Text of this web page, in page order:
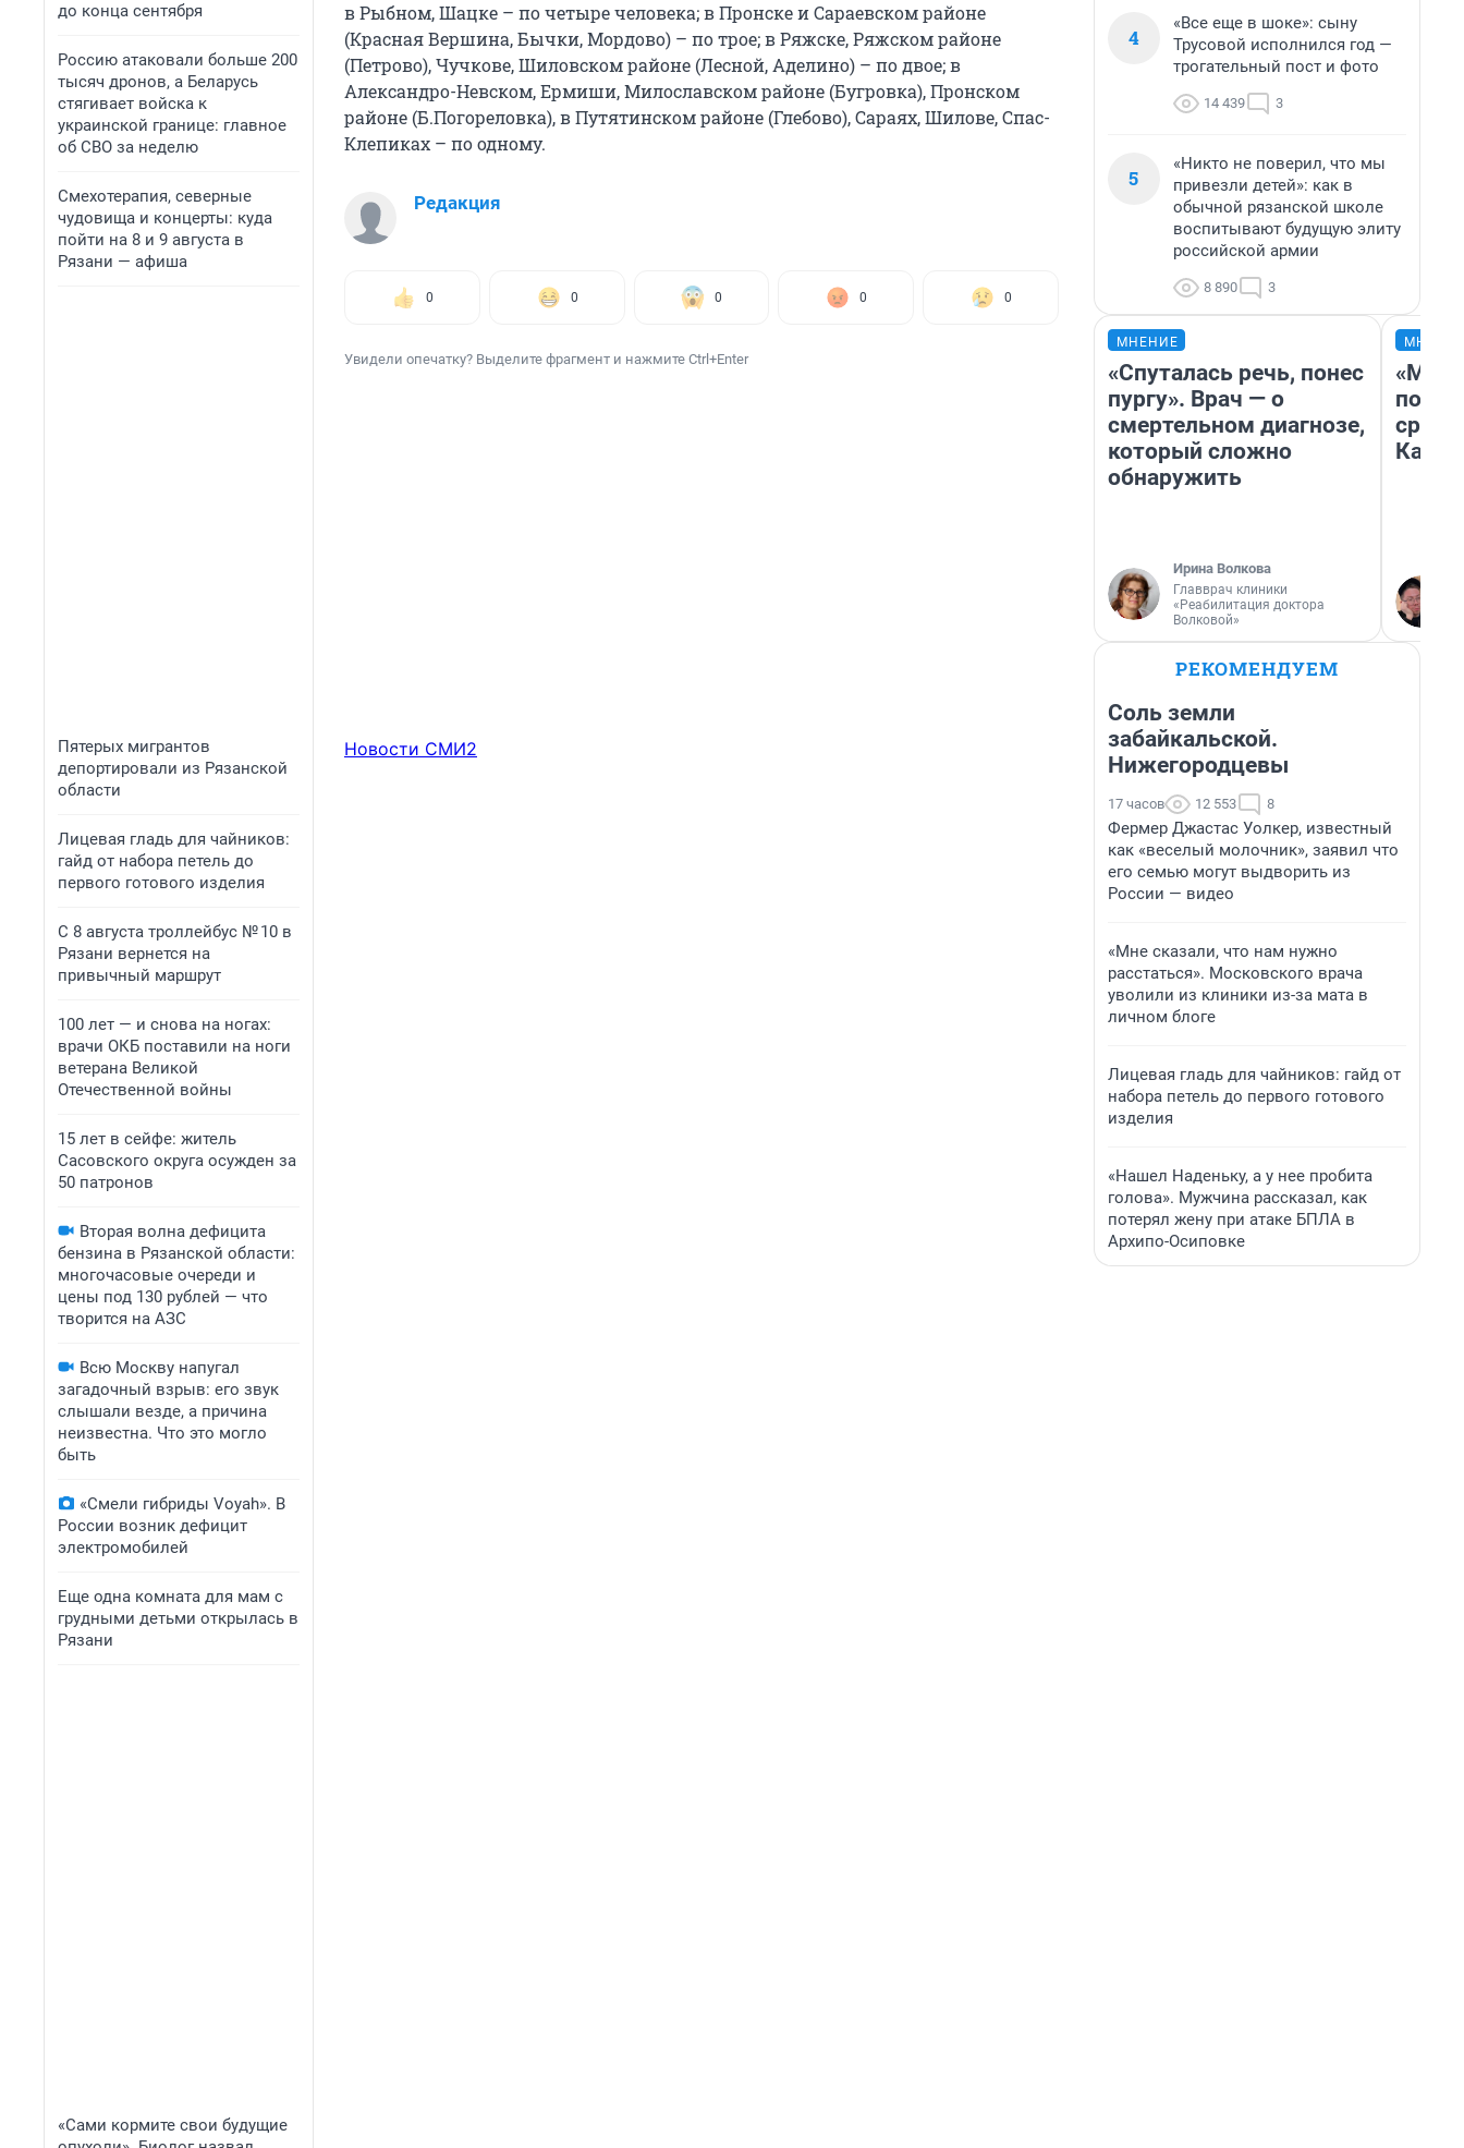
до конца сентября
Россию атаковали больше 200
тысяч дронов, а Беларусь
стягивает войска к
украинской границе: главное
об СВО за неделю
Смехотерапия, северные
чудовища и концерты: куда
пойти на 8 и 9 августа в
Рязани — афиша
Пятерых мигрантов
депортировали из Рязанской
области
Лицевая гладь для чайников:
гайд от набора петель до
первого готового изделия
С 8 августа троллейбус № 10 в
Рязани вернется на
привычный маршрут
100 лет — и снова на ногах:
врачи ОКБ поставили на ноги
ветерана Великой
Отечественной войны
15 лет в сейфе: житель
Сасовского округа осужден за
50 патронов
Вторая волна дефицита
бензина в Рязанской области:
многочасовые очереди и
цены под 130 рублей — что
творится на АЗС
Всю Москву напугал
загадочный взрыв: его звук
слышали везде, а причина
неизвестна. Что это могло
быть
«Смели гибриды Voyah». В
России возник дефицит
электромобилей
Еще одна комната для мам с
грудными детьми открылась в
Рязани
«Сами кормите свои будущие
в Рыбном, Шацке – по четыре человека; в Пронске и Сараевском районе
(Красная Вершина, Бычки, Мордово) – по трое; в Ряжске, Ряжском районе
(Петрово), Чучкове, Шиловском районе (Лесной, Аделино) – по двое; в
Александро-Невском, Ермиши, Милославском районе (Бугровка), Пронском
районе (Б.Погореловка), в Путятинском районе (Глебово), Сараях, Шилове, Спас-
Клепиках – по одному.
Редакция
0 0 0 0 0
Увидели опечатку? Выделите фрагмент и нажмите Ctrl+Enter
Новости СМИ2
4
«Все еще в шоке»: сыну
Трусовой исполнился год —
трогательный пост и фото
14 439 3
5
«Никто не поверил, что мы
привезли детей»: как в
обычной рязанской школе
воспитывают будущую элиту
российской армии
8 890 3
МНЕНИЕ
«Спуталась речь, понес
пургу». Врач — о
смертельном диагнозе,
который сложно
обнаружить
Ирина Волкова
Главврач клиники
«Реабилитация доктора
Волковой»
РЕКОМЕНДУЕМ
Соль земли
забайкальской.
Нижегородцевы
17 часов 12 553 8
Фермер Джастас Уолкер, известный
как «веселый молочник», заявил что
его семью могут выдворить из
России — видео
«Мне сказали, что нам нужно
расстаться». Московского врача
уволили из клиники из-за мата в
личном блоге
Лицевая гладь для чайников: гайд от
набора петель до первого готового
изделия
«Нашел Наденьку, а у нее пробита
голова». Мужчина рассказал, как
потерял жену при атаке БПЛА в
Архипо-Осиповке